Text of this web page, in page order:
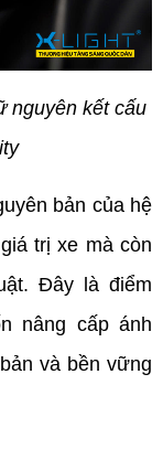
nguyên kết cấu
bản của hệ
trị xe mà còn
Đây là điểm
nâng cấp ánh
và bền vững